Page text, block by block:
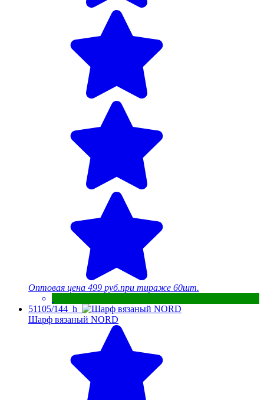
Оптовая цена 499 руб.при тираже 60шт.
51105/144_h
Шарф вязаный NORD